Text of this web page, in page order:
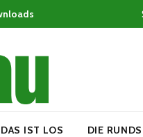
DAS IST LOS DIE